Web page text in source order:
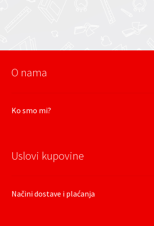
O nama
Ko smo mi?
Uslovi kupovine
Načini dostave i plaćanja